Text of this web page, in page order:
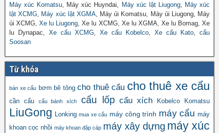
Máy xúc Komatsu , Máy xúc Huyndai, Máy xúc lật Liugong,
Máy xúc
lật XCMG
Máy xúc lật XGMA, Máy ủi Komatsu, Máy ủi Liugong, Máy
ủi XCMG,Xe lu Liugong , Xe lu XCMG, Xe lu XGMA, Xe lu Bomag, Xe
lu Dynapac, Xe cẩu XCMG Xe cẩu Kobelco Xe cẩu Kato
cẩu
Soosan
Từ khóa
bán xe cẩu bơm bê tông cho thuê cẩu cho thuê xe cẩu
cần cẩu cẩu bánh xích cẩu lốp cẩu xích Kobelco Komatsu
LiuGong Lonking mua xe cẩu máy công trình máy cẩu máy
khoan cọc nhồi máy khoan đập cáp máy xây dựng máy xúc